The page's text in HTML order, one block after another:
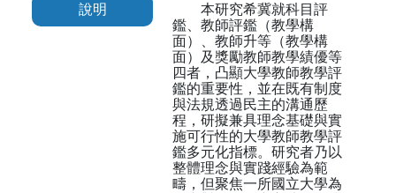
說明
本研究希冀就科目評
鑑、教師評鑑（教學構
面）、教師升等（教學構
面）及獎勵教師教學績優等
四者，凸顯大學教師教學評
鑑的重要性，並在既有制度
與法規透過民主的溝通歷
程，研擬兼具理念基礎與實
施可行性的大學教師教學評
鑑多元化指標。研究者乃以
整體理念與實踐經驗為範
疇，但聚焦一所國立大學為